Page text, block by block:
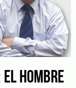
HOMBRE